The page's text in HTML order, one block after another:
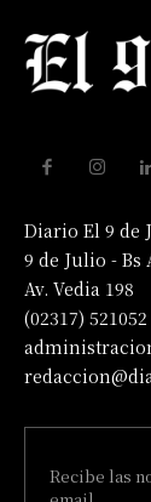
Diario El 9 de
9 de Julio - Bs
Av. Vedia 198
(02317) 521052
Recibe las